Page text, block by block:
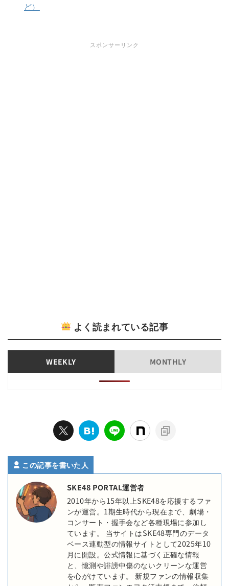
ど）
スポンサーリンク
よく読まれている記事
WEEKLY MONTHLY
この記事を書いた人
SKE48 PORTAL運営者
2010年から15年以上SKE48を応援するファ
ンが運営。1期生時代から現在まで、劇場・
コンサート・握手会など各種現場に参加し
ています。 当サイトはSKE48専門のデータ
ベース連動型の情報サイトとして2025年10
月に開設。公式情報に基づく正確な情報
と、憶測や誹謗中傷のないクリーンな運営
を心がけています。 新規ファンの情報収集